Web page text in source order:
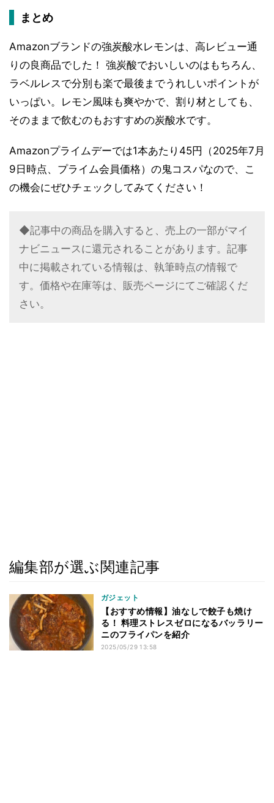
まとめ
Amazonブランドの強炭酸水レモンは、高レビュー通
りの良商品でした！ 強炭酸でおいしいのはもちろん、
ラベルレスで分別も楽で最後までうれしいポイントが
いっぱい。レモン風味も爽やかで、割り材としても、
そのままで飲むのもおすすめの炭酸水です。
Amazonプライムデーでは1本あたり45円（2025年7月
9日時点、プライム会員価格）の鬼コスパなので、こ
の機会にぜひチェックしてみてください！
◆記事中の商品を購入すると、売上の一部がマイ
ナビニュースに還元されることがあります。記事
中に掲載されている情報は、執筆時点の情報で
す。価格や在庫等は、販売ページにてご確認くだ
さい。
編集部が選ぶ関連記事
ガジェット
【おすすめ情報】油なしで餃子も焼け
る！ 料理ストレスゼロになるバッラリー
ニのフライパンを紹介
2025/05/29 13:58